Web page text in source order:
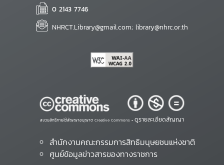
0 2143 7746
NHRCT.Library@gmail.com; library@nhrc.or.th
สงวนสิทธิ์ภายใต้สัญญาอนุญาต Creative Commons • ดูรายละเอียดสัญญา
สำนักงานคณะกรรมการสิทธิมนุษยชนแห่งชาติ
ศูนย์ข้อมูลข่าวสารของทางราชการ